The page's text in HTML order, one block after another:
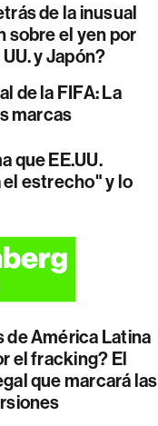
de la inusual
sobre el yen por
y Japón?
de la FIFA: La
marcas
que EE.UU.
estrecho" y lo
de América Latina
el fracking? El
que marcará las